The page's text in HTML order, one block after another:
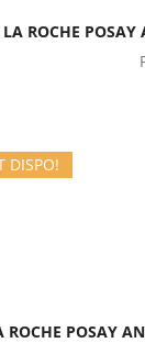
LA ROCHE POSAY
DISPO!
ROCHE POSAY